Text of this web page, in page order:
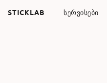
STICKLAB ᲡᲔᲠᲕᲘᲡᲔᲑᲘ